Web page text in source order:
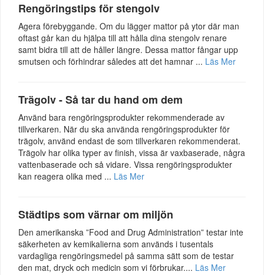
Rengöringstips för stengolv
Agera förebyggande. Om du lägger mattor på ytor där man
oftast går kan du hjälpa till att hålla dina stengolv renare
samt bidra till att de håller längre. Dessa mattor fångar upp
smutsen och förhindrar således att det hamnar ... Läs Mer
Trägolv - Så tar du hand om dem
Använd bara rengöringsprodukter rekommenderade av
tillverkaren. När du ska använda rengöringsprodukter för
trägolv, använd endast de som tillverkaren rekommenderat.
Trägolv har olika typer av finish, vissa är vaxbaserade, några
vattenbaserade och så vidare. Vissa rengöringsprodukter
kan reagera olika med ... Läs Mer
Städtips som värnar om miljön
Den amerikanska ”Food and Drug Administration” testar inte
säkerheten av kemikalierna som används i tusentals
vardagliga rengöringsmedel på samma sätt som de testar
den mat, dryck och medicin som vi förbrukar.... Läs Mer